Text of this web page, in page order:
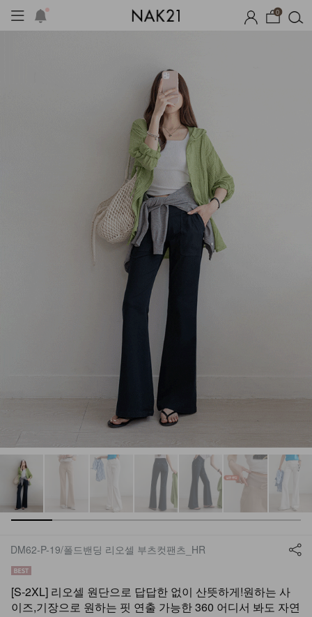
0
오늘출발 시즌오프
DM62-P-19/폴드밴딩 리오셀 부츠컷팬츠_HR
[S-2XL] 리오셀 원단으로 답답한 없이 산뜻하게!원하는 사
이즈,기장으로 원하는 핏 연출 가능한 360 어디서 봐도 자연